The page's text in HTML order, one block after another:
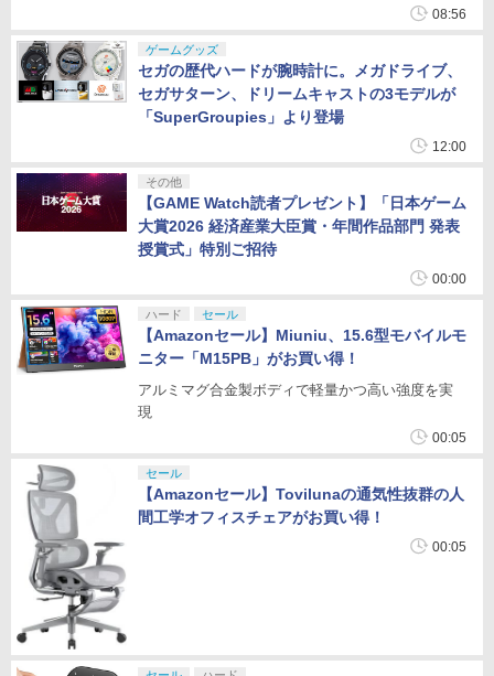
08:56
ゲームグッズ
セガの歴代ハードが腕時計に。メガドライブ、
セガサターン、ドリームキャストの3モデルが
「SuperGroupies」より登場
12:00
その他
【GAME Watch読者プレゼント】「日本ゲーム
大賞2026 経済産業大臣賞・年間作品部門 発表
授賞式」特別ご招待
00:00
ハード セール
【Amazonセール】Miuniu、15.6型モバイルモ
ニター「M15PB」がお買い得！
アルミマグ合金製ボディで軽量かつ高い強度を実
現
00:05
セール
【Amazonセール】Tovilunaの通気性抜群の人
間工学オフィスチェアがお買い得！
00:05